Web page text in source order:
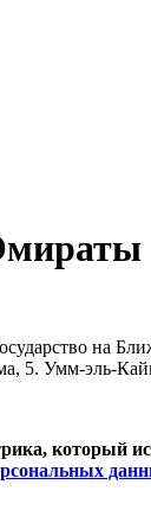
на
5. Умм-эль-
который